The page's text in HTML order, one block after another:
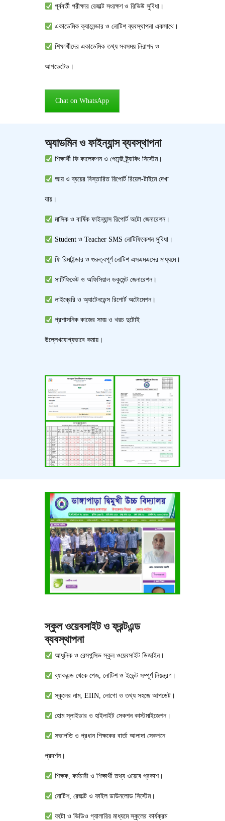
পূর্ববর্তী পরীক্ষার রেজাল্ট সংরক্ষণ ও রিভিউ সুবিধা।
একাডেমিক ক্যালেন্ডার ও নোটিশ ব্যবস্থাপনা একসাথে।
শিক্ষার্থীদের একাডেমিক তথ্য সবসময় নিরাপদ ও
আপডেটেড।
Chat on WhatsApp
অ্যাডমিন ও ফাইন্যান্স ব্যবস্থাপনা
শিক্ষার্থী ফি কালেকশন ও পেমেন্ট ট্র্যাকিং সিস্টেম।
আয় ও ব্যয়ের বিস্তারিত রিপোর্ট রিয়েল-টাইমে দেখা
যায়।
মাসিক ও বার্ষিক ফাইন্যান্স রিপোর্ট অটো জেনারেশন।
Student ও Teacher SMS নোটিফিকেশন সুবিধা।
ফি রিমাইন্ডার ও গুরুত্বপূর্ণ নোটিশ এসএমএসের মাধ্যমে।
সার্টিফিকেট ও অফিসিয়াল ডকুমেন্ট জেনারেশন।
লাইব্রেরি ও অ্যাটেনডেন্স রিপোর্ট অটোমেশন।
প্রশাসনিক কাজের সময় ও খরচ দুটোই
উল্লেখযোগ্যভাবে কমায়।
স্কুল ওয়েবসাইট ও ফ্রন্টএন্ড
ব্যবস্থাপনা
আধুনিক ও রেসপন্সিভ স্কুল ওয়েবসাইট ডিজাইন।
ব্যাকএন্ড থেকে পেজ, নোটিশ ও ইভেন্ট সম্পূর্ণ নিয়ন্ত্রণ।
স্কুলের নাম, EIIN, লোগো ও তথ্য সহজে আপডেট।
হোম স্লাইডার ও হাইলাইট সেকশন কাস্টমাইজেশন।
সভাপতি ও প্রধান শিক্ষকের বার্তা আলাদা সেকশনে
প্রদর্শন।
শিক্ষক, কর্মচারী ও শিক্ষার্থী তথ্য ওয়েবে প্রকাশ।
নোটিশ, রেজাল্ট ও ফাইল ডাউনলোড সিস্টেম।
ফটো ও ভিডিও গ্যালারির মাধ্যমে স্কুলের কার্যক্রম